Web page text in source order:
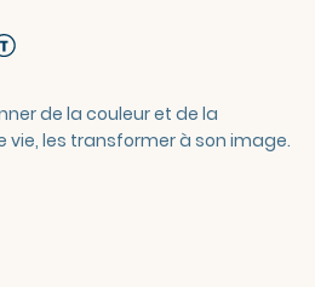
7
de la couleur et de la
vie, les transformer à son image.